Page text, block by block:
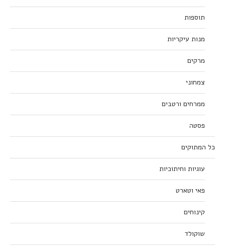
תוספות
מנות עיקריות
מרקים
צמחוני
ממרחים ורטבים
פסטה
כל המתוקים
עוגיות וחיתוכיות
פאי וטארט
קינוחים
שוקולד